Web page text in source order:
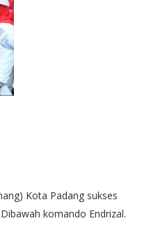
Kota Padang sukses
komando Endrizal.